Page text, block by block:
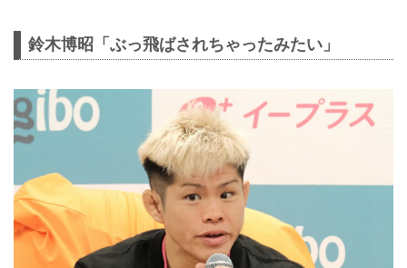
鈴木博昭「ぶっ飛ばされちゃったみたい」